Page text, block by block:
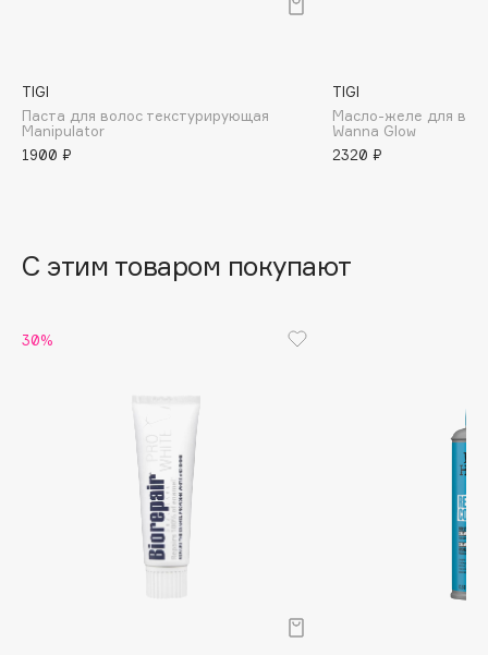
Baffy
Balmain Hair Couture
ЭКСКЛЮЗИВ
Banderas
Beauty Pati
beautyblender
TIGI
Паста для волос текстурирующая
Manipulator
1900 ₽
TIGI
Масло-желе для
Wanna Glow
2320 ₽
С этим товаром покупают
30%